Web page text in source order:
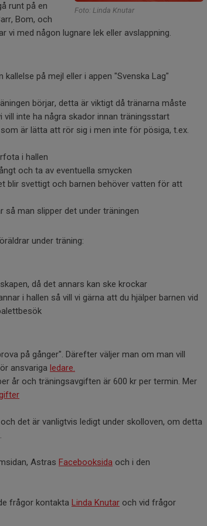
Foto: Linda Knutar
runt på en
Bom, och
vi med någon lugnare lek eller avslappning.
kallelse på mejl eller i appen "Svenska Lag"
börjar, detta är viktigt då tränarna måste
inte ha några skador innan träningsstart
är lätta att rör sig i men inte för pösiga, t.ex.
i hallen
och ta av eventuella smycken
blir svettigt och barnen behöver vatten för att
så man slipper det under träningen
under träning:
då det annars kan ske krockar
i hallen så vill vi gärna att du hjälper barnen vid
på gånger". Därefter väljer man om man vill
ansvariga ledare.
år och träningsavgiften är 600 kr per termin. Mer
det är vanligtvis ledigt under skolloven, om detta
Astras Facebooksida och i den
frågor kontakta Linda Knutar och vid frågor